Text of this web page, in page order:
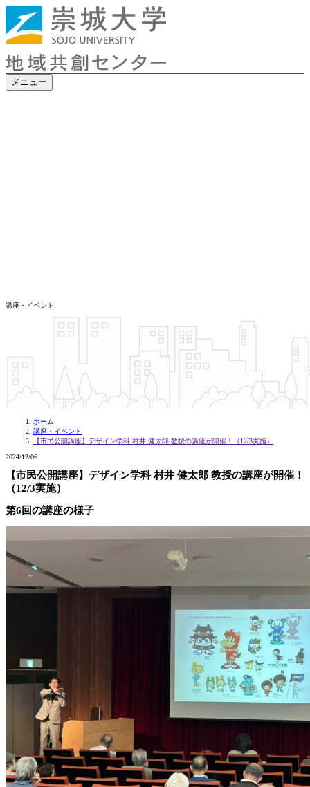
メニュー
講座・イベント
ホーム
講座・イベント
【市民公開講座】デザイン学科 村井 健太郎 教授の講座が開催！（12/3実施）
2024/12/06
【市民公開講座】デザイン学科 村井 健太郎 教授の講座が開催！
（12/3実施）
第6回の講座の様子